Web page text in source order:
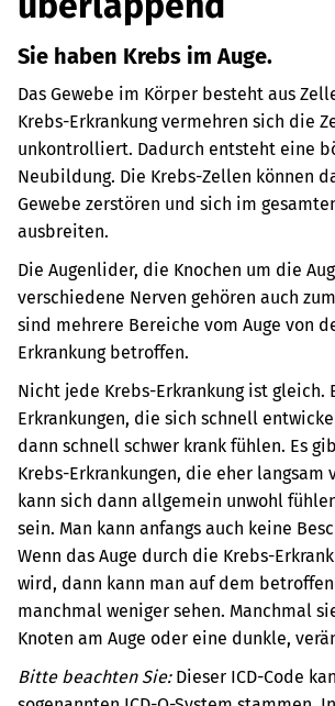
Sie haben Krebs im Auge.
Das Gewebe im Körper besteht aus
Krebs-Erkrankung vermehren sich die
unkontrolliert. Dadurch entsteht eine
Neubildung. Die Krebs-Zellen können
Gewebe zerstören und sich im
ausbreiten.
Die Augenlider, die Knochen um die
verschiedene Nerven gehören auch
sind mehrere Bereiche vom Auge von
Erkrankung betroffen.
Nicht jede Krebs-Erkrankung ist gleich.
Erkrankungen, die sich schnell
dann schnell schwer krank fühlen. Es
Krebs-Erkrankungen, die eher langsam
kann sich dann allgemein unwohl
sein. Man kann anfangs auch keine
Wenn das Auge durch die Krebs-
wird, dann kann man auf dem
manchmal weniger sehen. Manchmal
Knoten am Auge oder eine dunkle,
Bitte beachten Sie:Dieser ICD-Code